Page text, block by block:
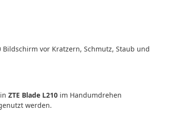
Bildschirm vor Kratzern, Schmutz, Staub und
ZTE Blade L210 im Handumdrehen
werden.